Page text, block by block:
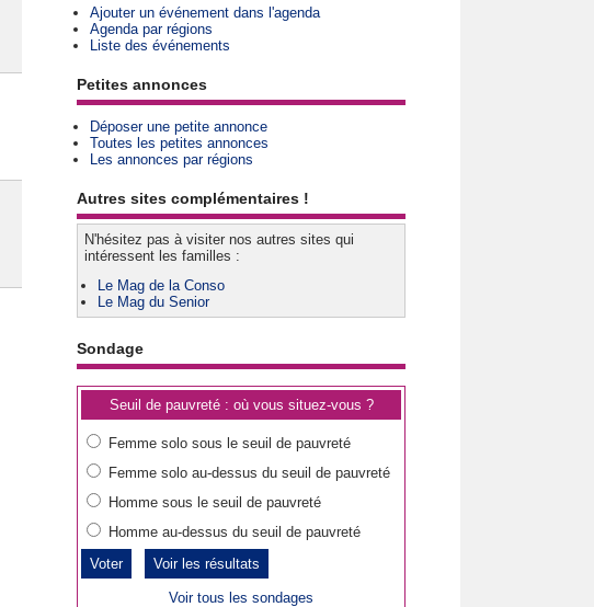
Ajouter un événement dans l'agenda
Agenda par régions
Liste des événements
Petites annonces
Déposer une petite annonce
Toutes les petites annonces
Les annonces par régions
Autres sites complémentaires !
N'hésitez pas à visiter nos autres sites qui
intéressent les familles :
Le Mag de la Conso
Le Mag du Senior
Sondage
Seuil de pauvreté : où vous situez-vous ?
Femme solo sous le seuil de pauvreté
Femme solo au-dessus du seuil de pauvreté
Homme sous le seuil de pauvreté
Homme au-dessus du seuil de pauvreté
Voir les résultats
Voir tous les sondages